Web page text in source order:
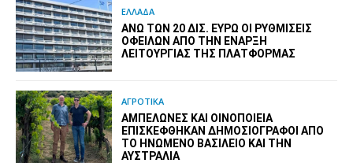
ΕΛΛΑΔΑ
ΆΝΩ ΤΩΝ 20 ΔΙΣ. ΕΥΡΏ ΟΙ ΡΥΘΜΊΣΕΙΣ
ΟΦΕΙΛΏΝ ΑΠΌ ΤΗΝ ΈΝΑΡΞΗ
ΛΕΙΤΟΥΡΓΊΑΣ ΤΗΣ ΠΛΑΤΦΌΡΜΑΣ
ΑΓΡΟΤΙΚΑ
ΑΜΠΕΛΏΝΕΣ ΚΑΙ ΟΙΝΟΠΟΙΕΊΑ
ΕΠΙΣΚΈΦΘΗΚΑΝ ΔΗΜΟΣΙΟΓΡΆΦΟΙ ΑΠΌ
ΤΟ ΗΝΩΜΈΝΟ ΒΑΣΊΛΕΙΟ ΚΑΙ ΤΗΝ
ΑΥΣΤΡΑΛΊΑ